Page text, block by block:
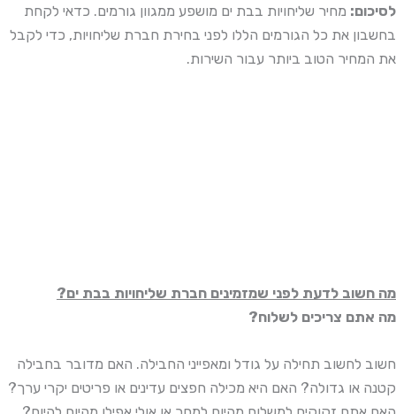
לסיכום: מחיר שליחויות בבת ים מושפע ממגוון גורמים. כדאי לקחת
בחשבון את כל הגורמים הללו לפני בחירת חברת שליחויות, כדי לקבל
את המחיר הטוב ביותר עבור השירות.
מה חשוב לדעת לפני שמזמינים חברת שליחויות בבת ים?
מה אתם צריכים לשלוח?
חשוב לחשוב תחילה על גודל ומאפייני החבילה. האם מדובר בחבילה
קטנה או גדולה? האם היא מכילה חפצים עדינים או פריטים יקרי ערך?